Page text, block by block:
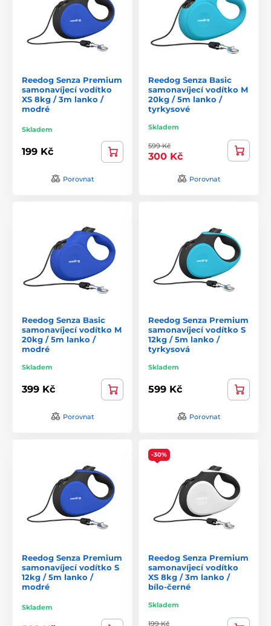
Reedog Senza Premium
samonavíjecí vodítko
XS 8kg / 3m lanko /
modré
Skladem
199 Kč
Porovnat
Reedog Senza Basic
samonavíjecí vodítko M
20kg / 5m lanko /
tyrkysové
Skladem
599 Kč
300 Kč
Porovnat
Reedog Senza Basic
samonavíjecí vodítko M
20kg / 5m lanko /
modré
Skladem
399 Kč
Porovnat
Reedog Senza Premium
samonavíjecí vodítko S
12kg / 5m lanko /
tyrkysová
Skladem
599 Kč
Porovnat
Reedog Senza Premium
samonavíjecí vodítko S
12kg / 5m lanko /
modré
Skladem
-30%
Reedog Senza Premium
samonavíjecí vodítko
XS 8kg / 3m lanko /
bílo-černé
Skladem
199 Kč